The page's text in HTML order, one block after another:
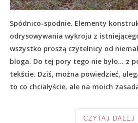
Spódnico-spodnie. Elementy
odrysowywania wykroju z
wszystko proszą czytelnicy od
bloga. Do tej pory tego nie było… z
tekście. Dziś, można powiedzieć,
to co chciałyście, ale na moich
CZYTAJ DALEJ